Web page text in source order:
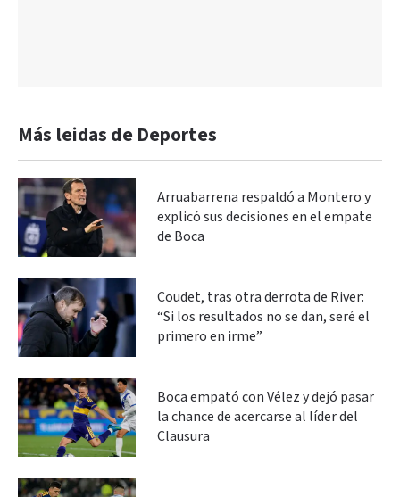
Más leidas de Deportes
Arruabarrena respaldó a Montero y
explicó sus decisiones en el empate
de Boca
Coudet, tras otra derrota de River:
“Si los resultados no se dan, seré el
primero en irme”
Boca empató con Vélez y dejó pasar
la chance de acercarse al líder del
Clausura